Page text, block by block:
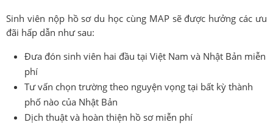
Sinh viên nộp hồ sơ du học cùng MAP sẽ được hưởng các ưu
đãi hấp dẫn như sau:
Đưa đón sinh viên hai đầu tại Việt Nam và Nhật Bản miễn
phí
Tư vấn chọn trường theo nguyện vọng tại bất kỳ thành
phố nào của Nhật Bản
Dịch thuật và hoàn thiện hồ sơ miễn phí